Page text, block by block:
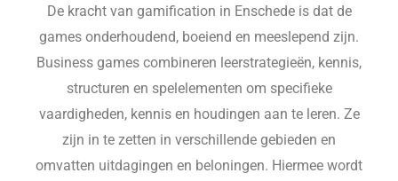
De kracht van gamification in Enschede is dat de
games onderhoudend, boeiend en meeslepend zijn.
Business games combineren leerstrategieën, kennis,
structuren en spelelementen om specifieke
vaardigheden, kennis en houdingen aan te leren. Ze
zijn in te zetten in verschillende gebieden en
omvatten uitdagingen en beloningen. Hiermee wordt